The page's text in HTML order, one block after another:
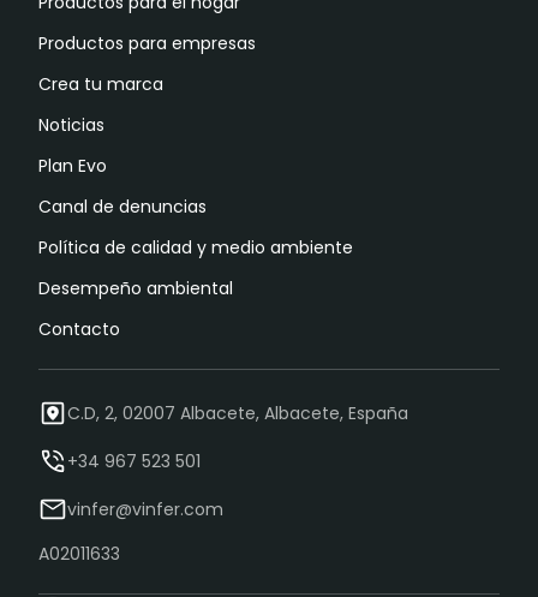
Productos para empresas
Crea tu marca
Noticias
Plan Evo
Canal de denuncias
Política de calidad y medio ambiente
Desempeño ambiental
Contacto
C.D, 2, 02007 Albacete, Albacete, España
+34 967 523 501
vinfer@vinfer.com
A02011633